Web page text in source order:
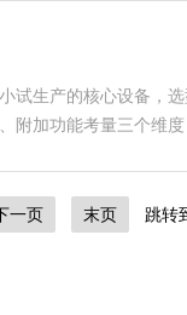
试生产的核心设备，
附加功能考量三个维
一页 末页 跳转